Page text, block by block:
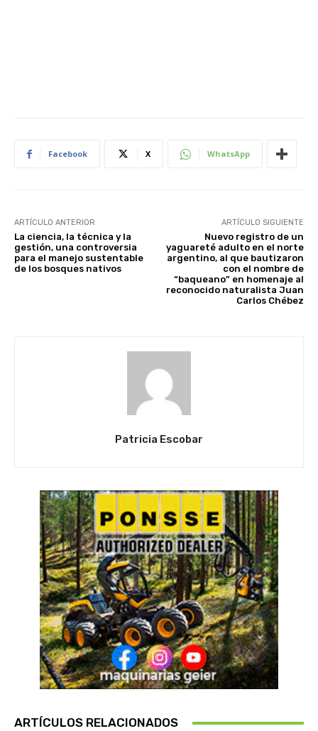
Facebook X WhatsApp
ARTÍCULO ANTERIOR
La ciencia, la técnica y la
gestión, una controversia
para el manejo sustentable
de los bosques nativos
ARTÍCULO SIGUIENTE
Nuevo registro de un
yaguareté adulto en el norte
argentino, al que bautizaron
con el nombre de
“baqueano” en homenaje al
reconocido naturalista Juan
Carlos Chébez
Patricia Escobar
ARTÍCULOS RELACIONADOS